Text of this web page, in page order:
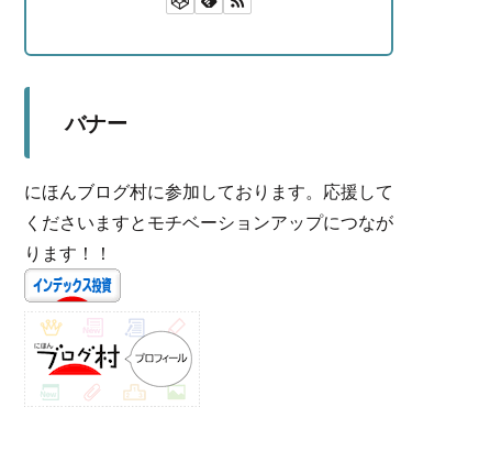
バナー
にほんブログ村に参加しております。応援して
くださいますとモチベーションアップにつなが
ります！！